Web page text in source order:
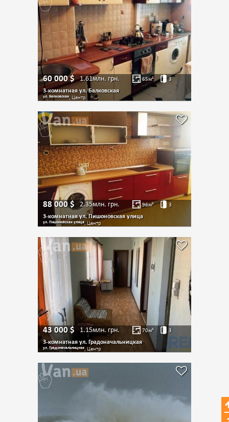
60 000$ 1.61млн. грн. 65м² 3
3-комнатная ул. Балковская
ул. Балковская, Центр
88 000$ 2.35млн. грн. 96м² 3
3-комнатная ул. Пишоновская улица
ул. Пишоновская улица, Центр
43 000$ 1.15млн. грн. 70м² 3
3-комнатная ул. Градоначальницкая
ул. Градоначальницкая, Центр